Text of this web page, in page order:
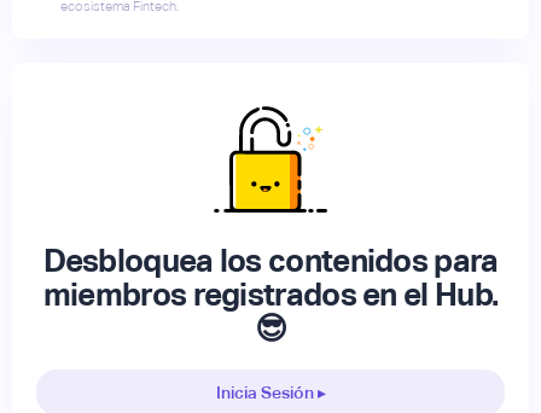
ecosistema Fintech.
Desbloquea los contenidos para
miembros registrados en el Hub.
😎
Inicia Sesión ▸